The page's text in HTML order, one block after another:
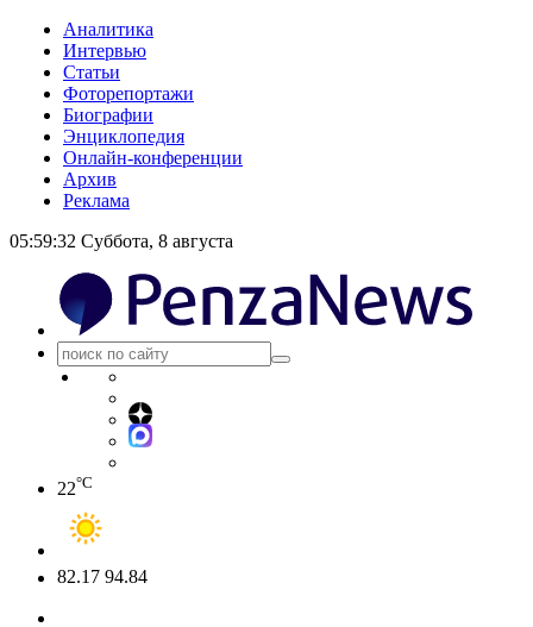
Аналитика
Интервью
Статьи
Фоторепортажи
Биографии
Энциклопедия
Онлайн-конференции
Архив
Реклама
05:59:32 Суббота, 8 августа
22°C
82.17 94.84